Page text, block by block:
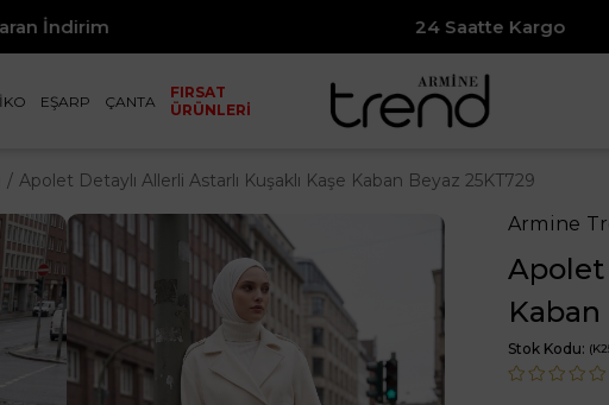
EŞARP ÇANTA
FIRSAT
ÜRÜNLERİ
Apolet Detaylı Allerli Astarlı Kuşaklı Kaşe Kaban Beyaz 25KT729
Armine
Apolet
Kaban
Stok Kodu